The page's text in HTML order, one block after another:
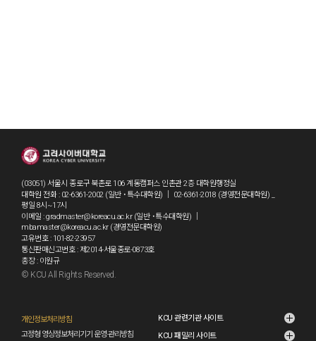
(03051) 서울시 종로구 북촌로 106 계동캠퍼스 인촌관 2층 대학원행정실
대학원 전화 : 02-6361-2002 (일반 ˙특수대학원) ｜ 02-6361-2018 (경영전문대학원) _
평일 8시~17시
이메일 : gradmaster@koreacu.ac.kr (일반 ˙특수대학원) ｜
mbamaster@koreacu.ac.kr (경영전문대학원)
고유번호 : 101-82-23957
통신판매신고번호 : 제2014-서울종로-0873호
총장 : 이원규
© KCU All Rights Reserved.
개인정보처리방침
고정형 영상정보처리기기 운영·관리방침
KCU 관련기관 사이트
KCU 패밀리 사이트